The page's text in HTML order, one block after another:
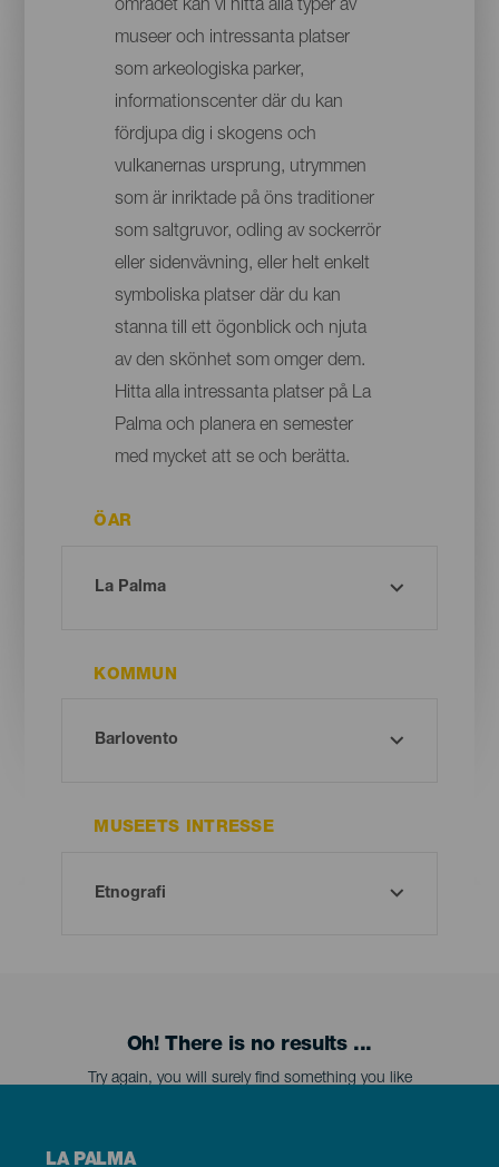
området kan vi hitta alla typer av
museer och intressanta platser
som arkeologiska parker,
informationscenter där du kan
fördjupa dig i skogens och
vulkanernas ursprung, utrymmen
som är inriktade på öns traditioner
som saltgruvor, odling av sockerrör
eller sidenvävning, eller helt enkelt
symboliska platser där du kan
stanna till ett ögonblick och njuta
av den skönhet som omger dem.
Hitta alla intressanta platser på La
Palma och planera en semester
med mycket att se och berätta.
ÖAR
KOMMUN
MUSEETS INTRESSE
Oh! There is no results ...
Try again, you will surely find something you like
Menú
LA PALMA